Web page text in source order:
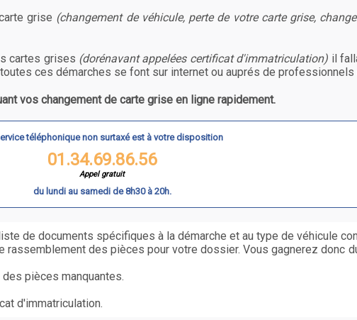
grise (changement de véhicule, perte de votre carte grise,
cartes grises (dorénavant appelées certificat d'immatriculation) il
ces démarches se font sur internet ou auprés de professionnels
vos changement de carte grise en ligne rapidement.
téléphonique non surtaxé est à votre disposition
01.34.69.86.56
Appel gratuit
du lundi au samedi de 8h30 à 20h.
de documents spécifiques à la démarche et au type de véhicule
rassemblement des pièces pour votre dossier. Vous gagnerez donc
pièces manquantes.
d'immatriculation.